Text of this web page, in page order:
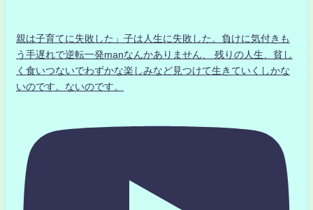
親は子育てに失敗した」子は人生に失敗した。負けに気付きも
う手遅れで逆転一発manなんかありません、 残りの人生、貧し
く食いつないでわずかな楽しみなど見つけて生きていくしかな
いのです。ないのです。